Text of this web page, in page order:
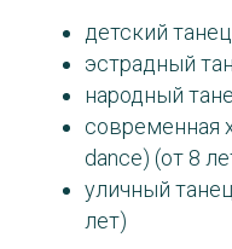
детский
эстрадный
народный
современная
dance) (от 8
уличный
лет)